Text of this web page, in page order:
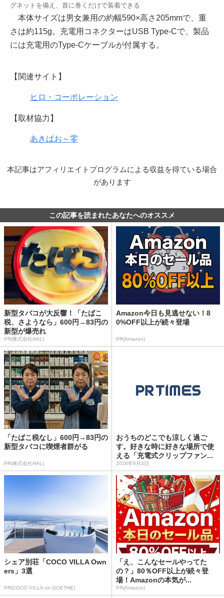
グネットを備え、首に巻くだけで装着できる
本体サイズは男女兼用の約幅590×高さ205mmで、重
さは約115g。充電用コネクターはUSB Type-Cで、製品
には充電用のType-Cケーブルが付属する。
【関連サイト】
ヒロ・コーポレーション
【取材協力】
あきばお～零
本記事はアフィリエイトプログラムによる収益を得ている場合
があります
この記事を読まれたあなたへのオススメ
新型タバコが大反響！「たばこ
税、さようなら」600円→83円の
新型が爆売れ
PR(株式会社HAL)
Amazon今日も見逃せない！8
0%OFF以上が続々登場
PR(Amazon)
「たばこ税なし」600円→83円の
新型タバコに喫煙者群がる
PR(株式会社HAL)
おうちのどこでも涼しく過ご
す。好きな時に好きな場所で使
える「充電式クリップファン...
2026年6月3日
シェア別荘「COCO VILLA Own
ers」3選
PR(COCO VILLA on GOETHE)
「え、こんなセールやってた
の？」80％OFF以上が続々登
場！Amazonの本気が...
PR(Amazon)